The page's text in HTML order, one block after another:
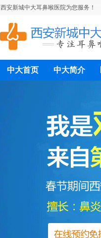
西安新城中大耳鼻喉医院为您服务！
中大首页 中大简介